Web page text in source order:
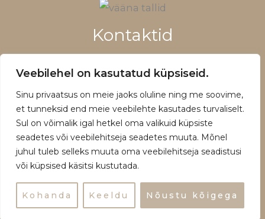
Veebilehel on kasutatud küpsiseid.
Sinu privaatsus on meie jaoks oluline ning me soovime,
et tunneksid end meie veebilehte kasutades turvaliselt.
Sul on võimalik igal hetkel oma valikuid küpsiste
seadetes või veebilehitseja seadetes muuta. Mõnel
juhul tuleb selleks muuta oma veebilehitseja seadistusi
või küpsised käsitsi kustutada.
Kohanda Keeldu Nõustu kõigega
Kontaktid
+372 5660 1028
Müügitingimused ja privaatsuspoliitika
Copyright © 2026 | Powered by Vääna Tallid